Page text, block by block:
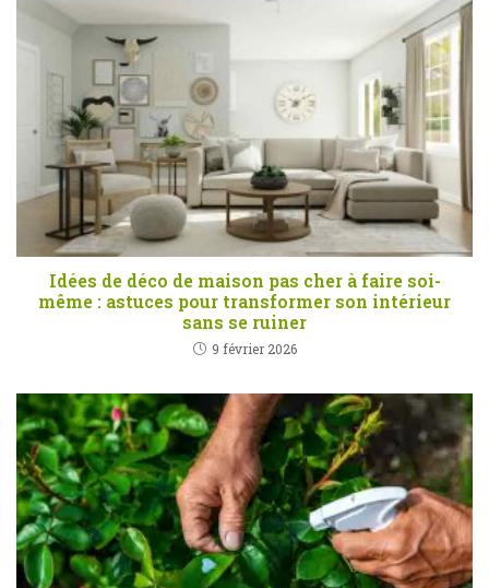
Idées de déco de maison pas cher à faire soi-
même : astuces pour transformer son intérieur
sans se ruiner
9 février 2026